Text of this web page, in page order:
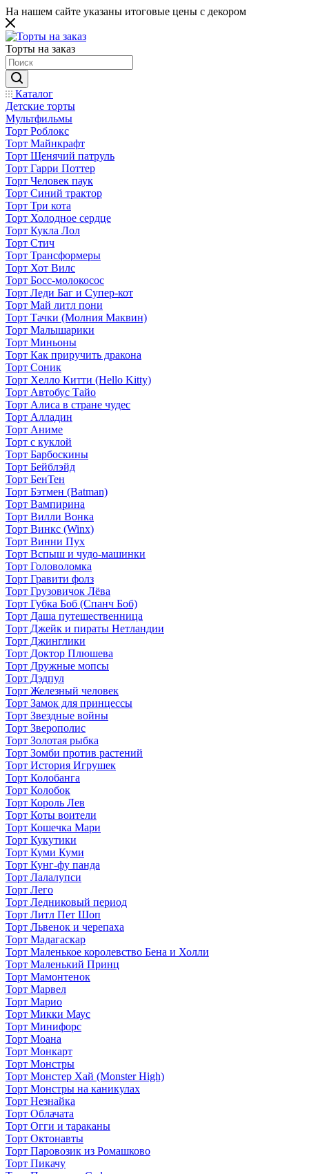
На нашем сайте указаны итоговые цены с декором
Торты на заказ
Каталог
Детские торты
Мультфильмы
Торт Роблокс
Торт Майнкрафт
Торт Щенячий патруль
Торт Гарри Поттер
Торт Человек паук
Торт Синий трактор
Торт Три кота
Торт Холодное сердце
Торт Кукла Лол
Торт Стич
Торт Трансформеры
Торт Хот Вилс
Торт Босс-молокосос
Торт Леди Баг и Супер-кот
Торт Май литл пони
Торт Тачки (Молния Маквин)
Торт Малышарики
Торт Миньоны
Торт Как приручить дракона
Торт Соник
Торт Хелло Китти (Hello Kitty)
Торт Автобус Тайо
Торт Алиса в стране чудес
Торт Алладин
Торт Аниме
Торт с куклой
Торт Барбоскины
Торт Бейблэйд
Торт БенТен
Торт Бэтмен (Batman)
Торт Вампирина
Торт Вилли Вонка
Торт Винкс (Winx)
Торт Винни Пух
Торт Вспыш и чудо-машинки
Торт Головоломка
Торт Гравити фолз
Торт Грузовичок Лёва
Торт Губка Боб (Спанч Боб)
Торт Даша путешественница
Торт Джейк и пираты Нетландии
Торт Джинглики
Торт Доктор Плюшева
Торт Дружные мопсы
Торт Дэдпул
Торт Железный человек
Торт Замок для принцессы
Торт Звездные войны
Торт Зверополис
Торт Золотая рыбка
Торт Зомби против растений
Торт История Игрушек
Торт Колобанга
Торт Колобок
Торт Король Лев
Торт Коты воители
Торт Кошечка Мари
Торт Кукутики
Торт Куми Куми
Торт Кунг-фу панда
Торт Лалалупси
Торт Лего
Торт Ледниковый период
Торт Литл Пет Шоп
Торт Львенок и черепаха
Торт Мадагаскар
Торт Маленькое королевство Бена и Холли
Торт Маленький Принц
Торт Мамонтенок
Торт Марвел
Торт Марио
Торт Микки Маус
Торт Минифорс
Торт Моана
Торт Монкарт
Торт Монстры
Торт Монстер Хай (Monster High)
Торт Монстры на каникулах
Торт Незнайка
Торт Облачата
Торт Огги и тараканы
Торт Октонавты
Торт Паровозик из Ромашково
Торт Пикачу